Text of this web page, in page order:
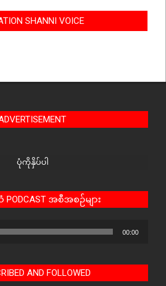
SHANNI VOICE
ပုံကိုနှိပ်ပါ
အစီအစဉ်များ
00:00
AND FOLLOWED